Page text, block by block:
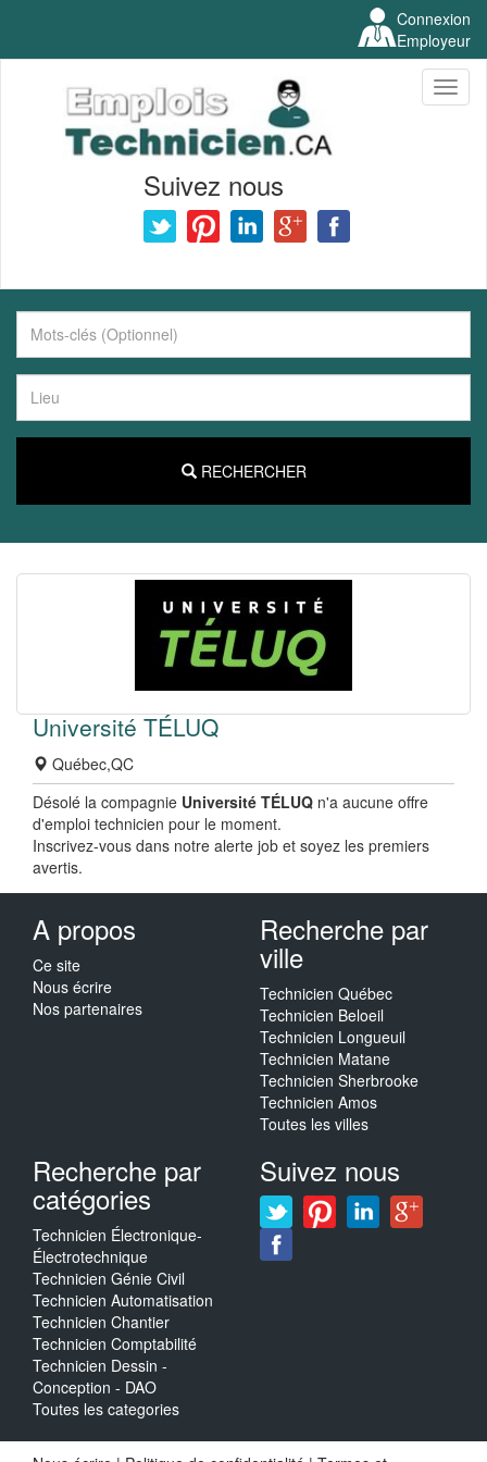
Connexion
Employeur
Suivez nous
RECHERCHER
Université TÉLUQ
Québec,QC
Désolé la compagnie Université TÉLUQ n'a aucune offre
d'emploi technicien pour le moment.
Inscrivez-vous dans notre alerte job et soyez les premiers
avertis.
A propos
Ce site
Nous écrire
Nos partenaires
Recherche par
ville
Technicien Québec
Technicien Beloeil
Technicien Longueuil
Technicien Matane
Technicien Sherbrooke
Technicien Amos
Toutes les villes
Recherche par
catégories
Technicien Électronique-
Électrotechnique
Technicien Génie Civil
Technicien Automatisation
Technicien Chantier
Technicien Comptabilité
Technicien Dessin -
Conception - DAO
Toutes les categories
Suivez nous